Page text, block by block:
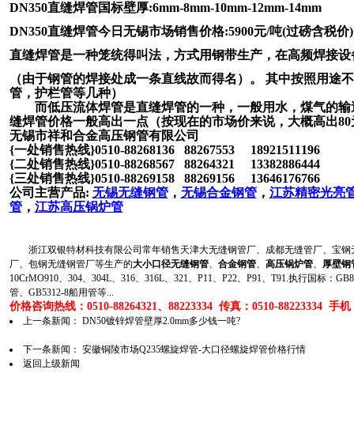
DN350直缝焊管国标壁厚:6mm-8mm-10mm-12mm-14mm
DN350直缝焊管今日无锡市场销售价格:5900元/吨(过磅含税价)
直缝焊管是一种笼统得叫法， 方式用钢带生产，在高频焊接
（由于钢管的焊接处成一条直线故而得名）。 其中按照用
管，护栏管等几种）
而低压流体焊管是直缝焊管的一种，一般用水，煤气的输
缝焊管价格一般高出一点（按现在的市场价来说，大概高出80
无锡市祥和合金高压钢管有限公司
{一处销售热线}0510-88268136 88267553 18921511196
{二处销售热线}0510-88268567 88264321 13382886444
{三处销售热线}0510-88269158 88269156 13646176766
公司主营产品: 无锡无缝钢管， 无锡合金钢管， 江苏精密光亮
管， 江苏高压锅炉管
浙江双银特材科技有限公司常年销售天津大无缝钢管厂、成都无缝管厂、宝钢
厂、包钢无缝钢管厂等生产的大小口径无缝钢管、 合金钢管、 高压锅炉管、
厚壁钢
10CrMO910、304、304L、316、316L、321、P11、P22、P91、T91.执行国标：
管、GB5312-8船用管等...
价格咨询热线：0510-88264321、88223334 传真：0510-88223334 手机
上一条新闻： DN50镀锌焊管壁厚2.0mm多少钱一吨?
下一条新闻： 安徽铜陵市场Q235螺旋焊管-大口径螺旋焊管价格行情
返回上级新闻